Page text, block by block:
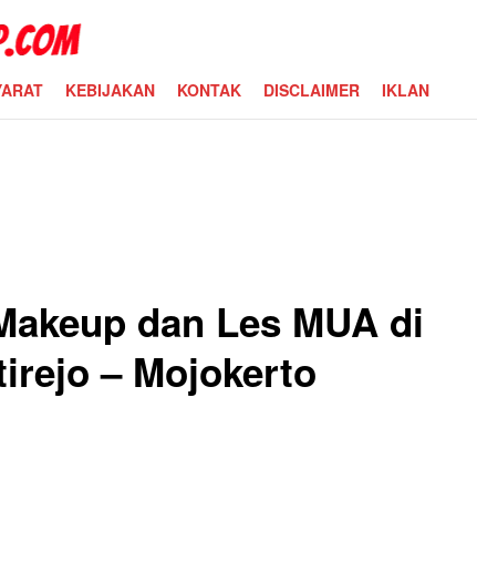
KEBIJAKAN KONTAK DISCLAIMER IKLAN
dan Les MUA di
– Mojokerto